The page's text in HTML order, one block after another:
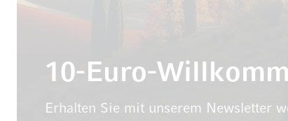
10-Euro-
Erhalten Sie mit unserem Newsletter